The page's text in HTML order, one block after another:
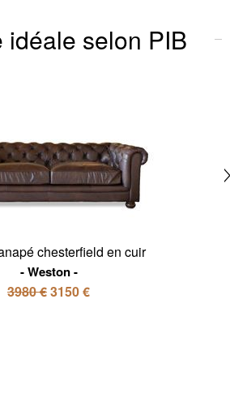
idéale selon PIB
chesterfield en cuir
Weston
3980 €3150 €